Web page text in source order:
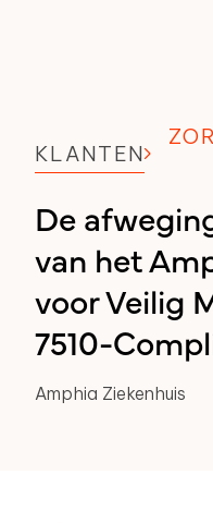
KLANTEN
De
van het
voor Veilig
7510-
Amphia Ziekenhuis